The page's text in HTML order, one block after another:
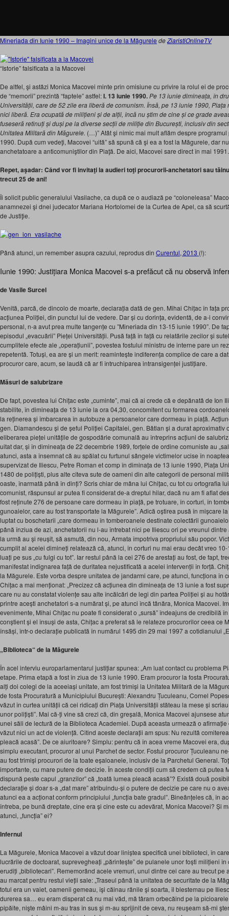
Mineriada din Iunie 1990 – Imagini unice de la Măgurele deZiaristiOnlineTV
“Istorie” falsificata a la Macovei
De altfel, şi astăzi Monica Macovei minte prin omisiune cu privire la rolul ei de
de “memorii” prezintă “faptele” astfel:I. 13 iunie 1990.Pe 13 iunie dimineața, în
Universității, care de 52 zile era liberă de comunism. Însă, pe 13 iunie 1990,
nici liberă. Era ocupată de milițieni și de alții, încă nu știm de cine și ce grade
fuseseră retinuți și duși pe la diverse secții de miliție din București, inclusiv din
Unitatea Militară din Măgurele. (…)” Atât şi nimic mai mult aflăm despre
1990. După cum vedeţi, Macovei “uită” să spună că şi ea a fost la Măgurele, dar
anchetatoare a anticomuniştilor din Piaţă. De aici, Macovei sare direct în mai
Repet, aşadar: Când vor fi invitaţi la audieri toţi procurorii-anchetatori sau
trecut 25 de ani!
Îi solicit public generalului Vasilache, ca după ce o audiază pe “coloneleasa”
anamnezei şi dnei judecator Mariana Hortolomei de la Curtea de Apel, ca să
de Justiţie.
Până atunci, un remember asupra cazului, reprodus din Curentul, 2013 (!):
Iunie 1990: Justițiara Monica Macovei s-a prefăcut că nu observă
de Vasile Surcel
Venită, parcă, de dincolo de moarte, declarația dată de gen. Mihai Chițac în fața
acțiunea Poliției, din punctul lui de vedere. Dar și cu dorința, evidentă, de a-i
personal, n-a avut prea multe tangențe cu ”Mineriada din 13-15 iunie 1990”. De
episodul „evacuării” Pieței Universității. Pusă față în față cu relatările zecilor și
cumplitele efecte ale „operațiunii”, povestea fostului ministru de interne pare un
repetentă. Totuși, ea are și un merit: reamintește indiferența complice de care a
procuror care, acum, se laudă că ar fi întruchiparea intransigenței justițiare.
Măsuri de salubrizare
De fapt, povestea lui Chițac este „cuminte”, mai că ai crede că e depănată de Ion
stabilite, în dimineața de 13 iunie la ora 04,30, concomitent cu formarea
la reținerea și îmbarcarea în autobuze a persoanelor care dormeau în piață.
gen. Diamandescu și de șeful Poliției Capitalei, gen. Bâtlan și a durat aproximativ
eliberarea pieței unitățile de gospodărie comunală au întreprins acțiuni de
uitat dar, și în dimineața de 22 decembrie 1989, forțele de ordine comuniste au
atunci, asta a însemnat că au spălat cu furtunul sângele victimelor ucise în
supervizat de Iliescu, Petre Roman et comp în diminața de 13 iunie 1990, Piața
1480 de polițiști, plus alte cîteva sute de oameni din alte categorii de personal
oaste, înarmată până în dinți? Scris chiar de mâna lui Chițac, cu tot cu ortografia
comunist, răspunsul ar putea fi considerat de-a dreptul hilar, dacă nu am fi aflat
fost reținute 276 de persoane care dormeau în piață, pe trotuare, în corturi, în
gunoaielor, care au fost transportate la Măgurele”. Adică oștirea pusă în mișcare
luptat cu boschetarii „care dormeau în tomberoanele destinate colectării
până înziua de azi, anchetatorii nu l-au întrebat nici pe Iliescu ori pe vreunul
la urmă au și reușit, să asmută, din nou, Armata împotriva propriului său popor.
cumplit al acelei dimineți relatează că, atunci, în corturi nu mai erau decât vreo
luați pe sus „cu fulgi cu tot”. Iar restul până la cei 276 de arestați au fost, de fapt,
manifestat indignarea față de duritatea nejustificată a acelei intervenții în forță.
la Măgurele. Este vorba despre unitatea de jandarmi care, pe atunci, funcționa în
Chițac a mai menționat: „Precizez că acțiunea din dimineața de 13 iunie a fost
care nu au constatat violențe sau alte încălcări de legi din partea Poliției și au
printre acești anchetatori s-a numărat și, pe atunci încă tânăra, Monica Macovei.
evenimente, Mihai Chițac nu poate fi considerat o „sursă” îndeajuns de credibilă
conștient și el însuși de asta, Chițac a preferat să le relateze procurorilor ceea ce
însăși, într-o declarație publicată în numărul 1495 din 29 mai 1997 a cotidianului
„Biblioteca“ de la Măgurele
În acel interviu europarlamentarul justițiar spunea: „Am luat contact cu problema
etape. Prima etapă a fost în ziua de 13 iunie 1990. Eram procuror la fosta
alți doi colegi de la aceeiași unitate, am fost trimiși la Unitatea Militară de la
de fosta Procuratură a Municipiului București: Alexandru Țuculeanu, Cornel
văzut în curtea unității că cei ridicați din Piața Universității stăteau la mese și
unor polițiști”. Mai că-ți vine să crezi că, din greșală, Monica Macovei ajunsese
unei săli de lectură de la Biblioteca Academiei. După aceasta urmează o
văzut nici un act de violență. Citind aceste declarații am spus: Nu rezultă
pleacă acasă”. De ce aiuritoare? Simplu: pentru că în acea vreme Macovei era,
simplu executant, procuror al unui Parchet de sector. Fostul procuror Țuculeanu
au fost trimiși procurori de la toate eșaloanele, inclusiv de la Parchetul General.
importante, cu mare putere de decizie. În aceste condiții cum să credem că putea
dispună peste capul „granzilor” că „toată lumea pleacă acasă”? Există două
declarație și doar s-a „dat mare” atribuindu-și o putere de decizie pe care nu o
atunci ea a acționat conform principiului „funcția bate gradul”. Bineânțeles că, în
întreba, pe bună dreptate, cine era și cine este cu adevărat, Monica Macovei? Și
atunci, „funcția” ei?
Infernul
La Măgurele, Monica Macovei a văzut doar liniștea specifică unei biblioteci, în
lucrările de doctoarat, suprevegheați „părintește” de pulanele unor foști milițieni
erudiți „bibliotecari”. Rememorând acele vremuri, unul dintre cei care au trecut
au marcat pentru restul vieții sale: „Traseul până la unitatea de securitate de la
totul era un vaiet, oamenii gemeau, îşi căinau rănile şi soarta, îl blestemau pe
durerea sa… eu eram disperat că nu mai văd, mă târam orbecăind pe la
pipăite, nişte mâini m-au tras în sus şi m-au sprijinit de ceva, nu reuşeam să-mi